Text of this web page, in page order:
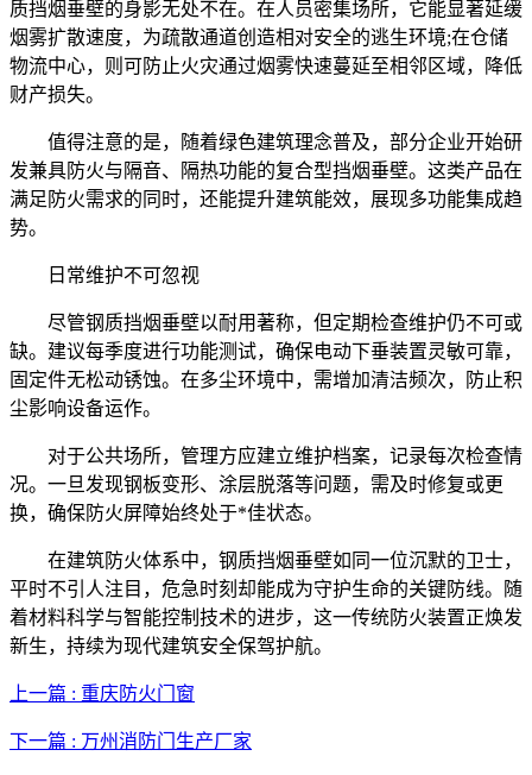
质挡烟垂壁的身影无处不在。在人员密集场所，它能显著延缓
烟雾扩散速度，为疏散通道创造相对安全的逃生环境;在仓储
物流中心，则可防止火灾通过烟雾快速蔓延至相邻区域，降低
财产损失。
值得注意的是，随着绿色建筑理念普及，部分企业开始研
发兼具防火与隔音、隔热功能的复合型挡烟垂壁。这类产品在
满足防火需求的同时，还能提升建筑能效，展现多功能集成趋
势。
日常维护不可忽视
尽管钢质挡烟垂壁以耐用著称，但定期检查维护仍不可或
缺。建议每季度进行功能测试，确保电动下垂装置灵敏可靠，
固定件无松动锈蚀。在多尘环境中，需增加清洁频次，防止积
尘影响设备运作。
对于公共场所，管理方应建立维护档案，记录每次检查情
况。一旦发现钢板变形、涂层脱落等问题，需及时修复或更
换，确保防火屏障始终处于*佳状态。
在建筑防火体系中，钢质挡烟垂壁如同一位沉默的卫士，
平时不引人注目，危急时刻却能成为守护生命的关键防线。随
着材料科学与智能控制技术的进步，这一传统防火装置正焕发
新生，持续为现代建筑安全保驾护航。
上一篇 : 重庆防火门窗
下一篇 : 万州消防门生产厂家